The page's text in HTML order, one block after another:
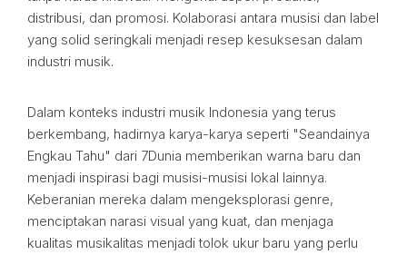
distribusi, dan promosi. Kolaborasi antara musisi dan label
yang solid seringkali menjadi resep kesuksesan dalam
industri musik.
Dalam konteks industri musik Indonesia yang terus
berkembang, hadirnya karya-karya seperti "Seandainya
Engkau Tahu" dari 7Dunia memberikan warna baru dan
menjadi inspirasi bagi musisi-musisi lokal lainnya.
Keberanian mereka dalam mengeksplorasi genre,
menciptakan narasi visual yang kuat, dan menjaga
kualitas musikalitas menjadi tolok ukur baru yang perlu